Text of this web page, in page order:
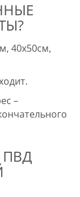
40х50см,
–
ПВД